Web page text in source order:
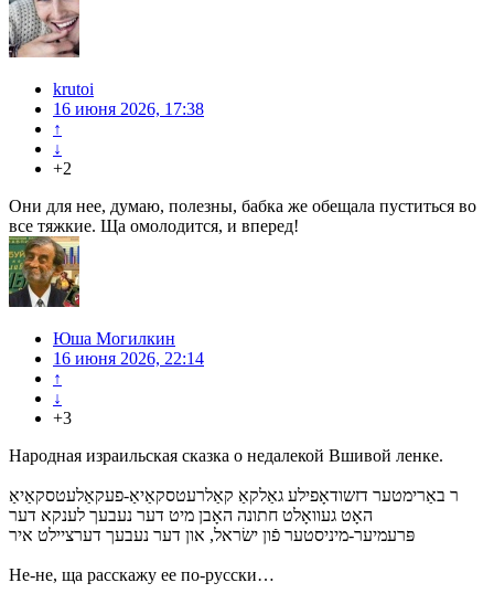
krutoi
16 июня 2026, 17:38
↑
↓
+2
Они для нее, думаю, полезны, бабка же обещала пуститься во
все тяжкие. Ща омолодится, и вперед!
Юша Могилкин
16 июня 2026, 22:14
↑
↓
+3
Народная израильская сказка о недалекой Вшивой ленке.
ר באַרימטער דזשודאָפילע גאַלקאַ קאַלרעטסקאַיאַ-פעקאַלעטסקאַיאַ
האָט געוואָלט חתונה האָבן מיט דער נעבעך לענקא דער
פּרעמיער-מיניסטער פֿון ישׂראל, און דער נעבעך דערציילט איר
Не-не, ща расскажу ее по-русски…